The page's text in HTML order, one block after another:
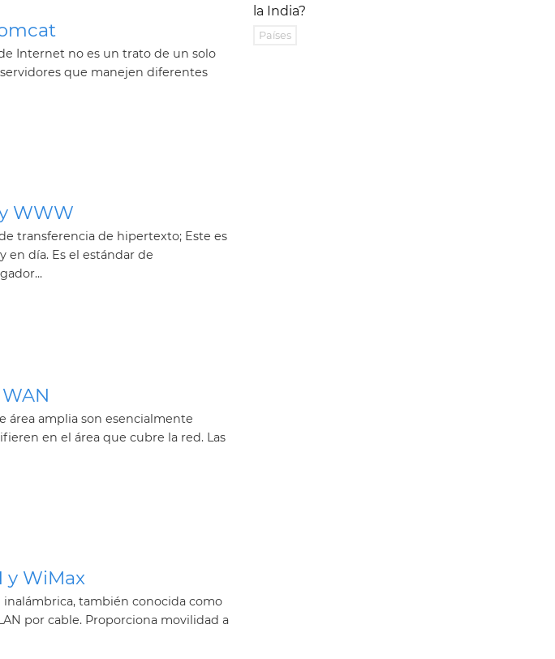
Internet no es un trato de un solo
que manejen diferentes
WWW
transferencia de hipertexto; Este es
en día. Es el estándar de
área amplia son esencialmente
en el área que cubre la red. Las
y WiMax
inalámbrica, también conocida como
por cable. Proporciona movilidad a
la India?
Países